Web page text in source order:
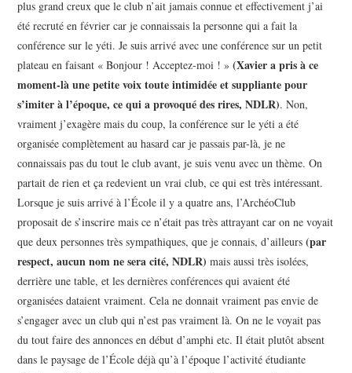
plus grand creux que le club n’ait jamais connue et effectivement j’ai
été recruté en février car je connaissais la personne qui a fait la
conférence sur le yéti. Je suis arrivé avec une conférence sur un petit
plateau en faisant « Bonjour ! Acceptez-moi ! »(Xavier a pris à ce
moment-là une petite voix toute intimidée et suppliante pour
s’imiter à l’époque, ce qui a provoqué des rires, NDLR). Non,
vraiment j’exagère mais du coup, la conférence sur le yéti a été
organisée complètement au hasard car je passais par-là, je ne
connaissais pas du tout le club avant, je suis venu avec un thème. On
partait de rien et ça redevient un vrai club, ce qui est très intéressant.
Lorsque je suis arrivé à l’École il y a quatre ans, l’ArchéoClub
proposait de s’inscrire mais ce n’était pas très attrayant car on ne voyait
que deux personnes très sympathiques, que je connais, d’ailleurs(par
respect, aucun nom ne sera cité, NDLR) mais aussi très isolées,
derrière une table, et les dernières conférences qui avaient été
organisées dataient vraiment. Cela ne donnait vraiment pas envie de
s’engager avec un club qui n’est pas vraiment là. On ne le voyait pas
du tout faire des annonces en début d’amphi etc. Il était plutôt absent
dans le paysage de l’École déjà qu’à l’époque l’activité étudiante